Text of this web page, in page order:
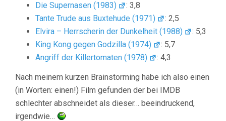
Die Supernasen (1983)
: 3,8
Tante Trude aus Buxtehude (1971)
: 2,5
Elvira – Herrscherin der Dunkelheit (1988)
: 5,3
King Kong gegen Godzilla (1974)
: 5,7
Angriff der Killertomaten (1978)
: 4,3
Nach meinem kurzen Brainstorming habe ich also einen
(in Worten: einen!) Film gefunden der bei IMDB
schlechter abschneidet als dieser… beeindruckend,
irgendwie…